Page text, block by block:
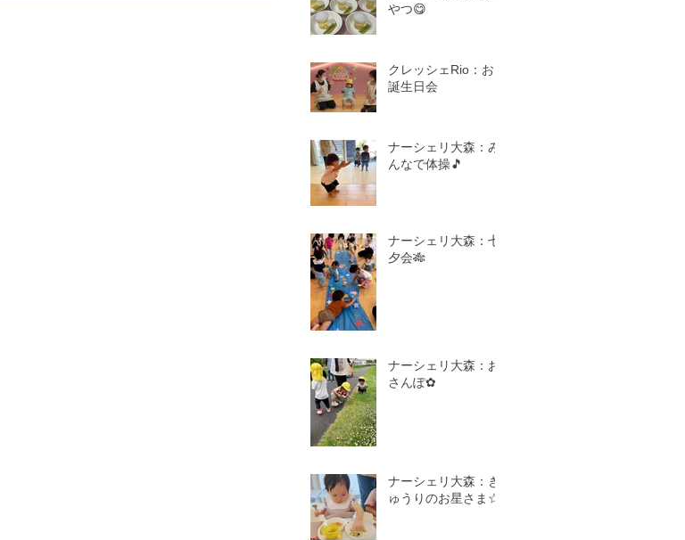
やつ😋
クレッシェRio：お
誕生日会
ナーシェリ大森：み
んなで体操🎵
ナーシェリ大森：七
夕会🎋
ナーシェリ大森：お
さんぽ✿
ナーシェリ大森：き
ゅうりのお星さま☆